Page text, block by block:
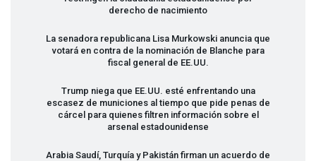
derecho de nacimiento
La senadora republicana Lisa Murkowski anuncia que
votará en contra de la nominación de Blanche para
fiscal general de EE.UU.
Trump niega que EE.UU. esté enfrentando una
escasez de municiones al tiempo que pide penas de
cárcel para quienes filtren información sobre el
arsenal estadounidense
Arabia Saudí, Turquía y Pakistán firman un acuerdo de